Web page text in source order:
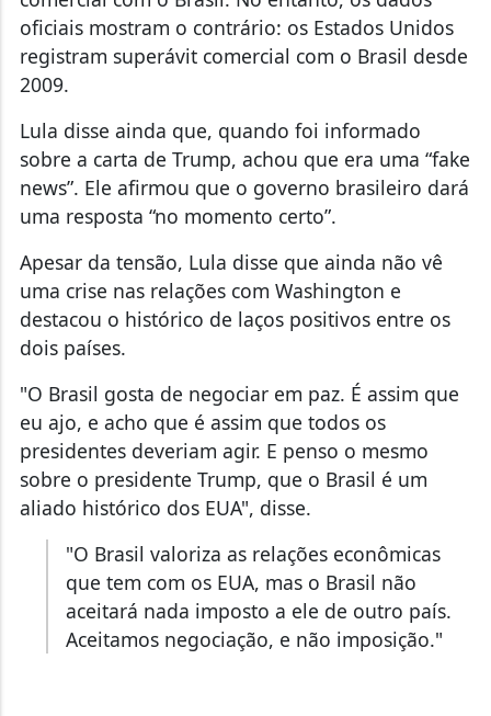
oficiais mostram o contrário: os Estados Unidos
registram superávit comercial com o Brasil desde
2009.
Lula disse ainda que, quando foi informado
sobre a carta de Trump, achou que era uma “fake
news”. Ele afirmou que o governo brasileiro dará
uma resposta “no momento certo”.
Apesar da tensão, Lula disse que ainda não vê
uma crise nas relações com Washington e
destacou o histórico de laços positivos entre os
dois países.
"O Brasil gosta de negociar em paz. É assim que
eu ajo, e acho que é assim que todos os
presidentes deveriam agir. E penso o mesmo
sobre o presidente Trump, que o Brasil é um
aliado histórico dos EUA", disse.
"O Brasil valoriza as relações econômicas
que tem com os EUA, mas o Brasil não
aceitará nada imposto a ele de outro país.
Aceitamos negociação, e não imposição."